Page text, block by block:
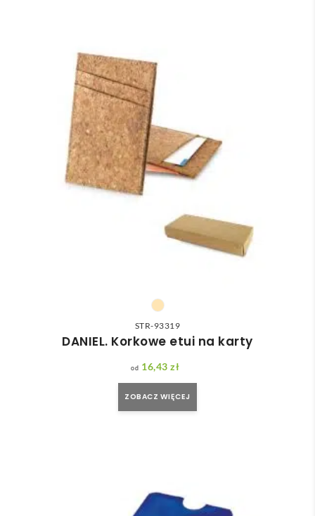
STR-93319
DANIEL. Korkowe etui na karty
16,43zł
ZOBACZ WIĘCEJ